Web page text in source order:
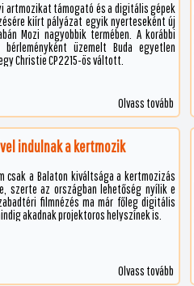
artmozikat támogató és a digitális gépek
kiírt pályázat egyik nyerteseként új
Mozi nagyobbik termében. A korábbi
üzemelt Buda egyetlen
Christie CP2215-ös váltott.
Olvass tovább
indulnak a kertmozik
csak a Balaton kiváltsága a kertmozizás
szerte az országban lehetőség nyílik e
filmnézés ma már főleg digitális
akadnak projektoros helyszínek is.
Olvass tovább